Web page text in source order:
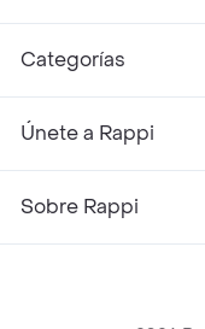
Categorías
Únete a Rappi
Sobre Rappi